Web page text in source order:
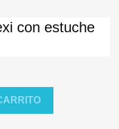
con estuche